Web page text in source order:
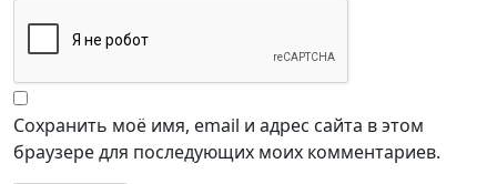
Сохранить моё имя, email и адрес сайта в этом
браузере для последующих моих комментариев.